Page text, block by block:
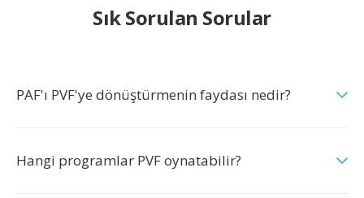
Sık Sorulan Sorular
PAF'ı PVF'ye dönüştürmenin faydası nedir?
Hangi programlar PVF oynatabilir?